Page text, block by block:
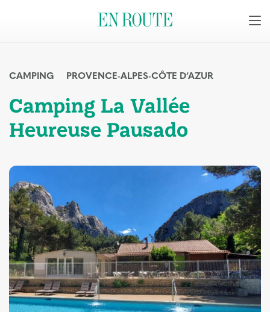
CAMPING PROVENCE-ALPES-CÔTE D’AZUR
Camping La Vallée
Heureuse Pausado